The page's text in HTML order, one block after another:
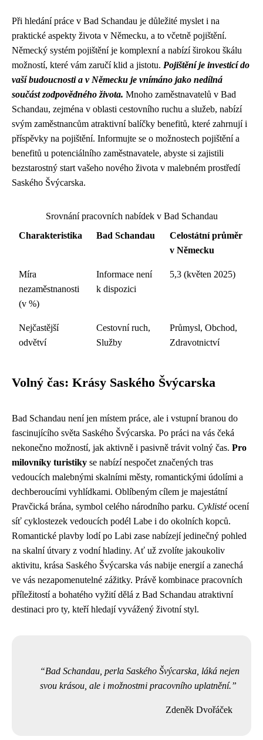
Při hledání práce v Bad Schandau je důležité myslet i na
praktické aspekty života v Německu, a to včetně pojištění.
Německý systém pojištění je komplexní a nabízí širokou škálu
možností, které vám zaručí klid a jistotu. Pojištění je investicí do
vaší budoucnosti a v Německu je vnímáno jako nedílná
součást zodpovědného života. Mnoho zaměstnavatelů v Bad
Schandau, zejména v oblasti cestovního ruchu a služeb, nabízí
svým zaměstnancům atraktivní balíčky benefitů, které zahrnují i
příspěvky na pojištění. Informujte se o možnostech pojištění a
benefitů u potenciálního zaměstnavatele, abyste si zajistili
bezstarostný start vašeho nového života v malebném prostředí
Saského Švýcarska.
Srovnání pracovních nabídek v Bad Schandau
Charakteristika
Bad Schandau
Celostátní průměr
v Německu
Míra
nezaměstnanosti
(v %)
Informace není
k dispozici
5,3 (květen 2025)
Nejčastější
odvětví
Cestovní ruch,
Služby
Průmysl, Obchod,
Zdravotnictví
Volný čas: Krásy Saského Švýcarska
Bad Schandau není jen místem práce, ale i vstupní branou do
fascinujícího světa Saského Švýcarska. Po práci na vás čeká
nekonečno možností, jak aktivně i pasivně trávit volný čas. Pro
milovníky turistiky se nabízí nespočet značených tras
vedoucích malebnými skalními městy, romantickými údolími a
dechberoucími vyhlídkami. Oblíbeným cílem je majestátní
Pravčická brána, symbol celého národního parku. Cyklistéocení
síť cyklostezek vedoucích podél Labe i do okolních kopců.
Romantické plavby lodí po Labi zase nabízejí jedinečný pohled
na skalní útvary z vodní hladiny. Ať už zvolíte jakoukoliv
aktivitu, krása Saského Švýcarska vás nabije energií a zanechá
ve vás nezapomenutelné zážitky. Právě kombinace pracovních
příležitostí a bohatého vyžití dělá z Bad Schandau atraktivní
destinaci pro ty, kteří hledají vyvážený životní styl.
Bad Schandau, perla Saského Švýcarska, láká nejen
svou krásou, ale i možnostmi pracovního uplatnění.
Zdeněk Dvořáček